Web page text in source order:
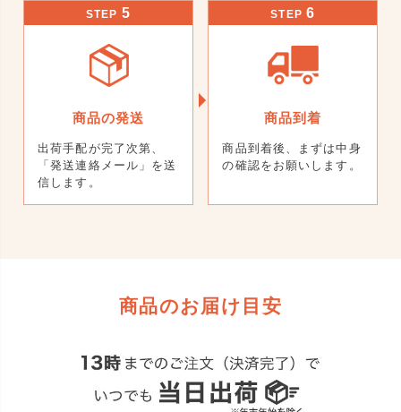
STEP 5
商品の発送
出荷手配が完了次第、
「発送連絡メール」を送
信します。
STEP 6
商品到着
商品到着後、まずは中身
の確認をお願いします。
商品のお届け目安